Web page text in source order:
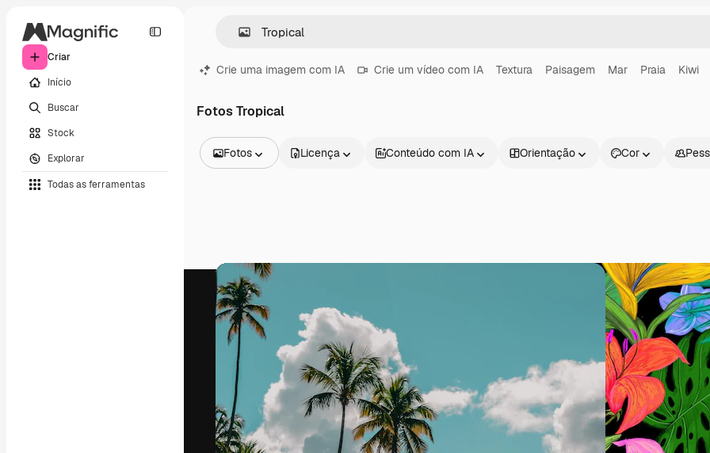
Criar
Início
Buscar
Stock
Explorar
Todas as ferramentas
Crie uma imagem com IA Crie um vídeo com IA Textura Paisagem Mar Praia Kiwi
Fotos Tropical
Fotos
Vídeos
Clipes de vídeo
Animações
Modelos de vídeos
Ícones
Modelos 3D
Fontes
Licença Conteúdo com IA Orientação Cor
A plataforma criativa para você direcionar
seu melhor trabalho. Mais de 1 milhão de
assinantes entre criativos, empresas,
agências e estúdios.
Português
Spaces
Assistente de IA
Gerador de
imagens
Gerador de vídeos
Começar
Academy
Documentação
Atendimento
Termos e
condições